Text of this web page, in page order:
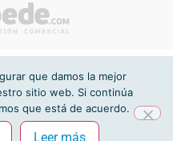
que damos la mejor
sitio web. Si continúa
que está de acuerdo.
Leer más